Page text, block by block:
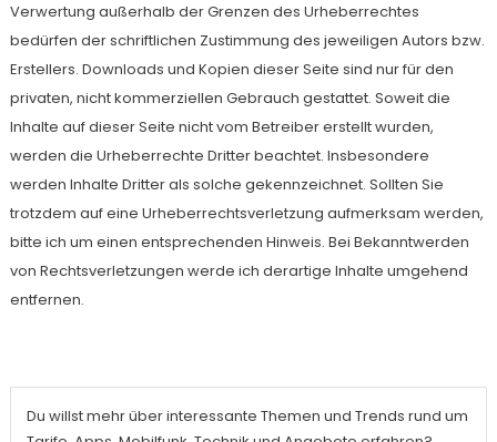
Verwertung außerhalb der Grenzen des Urheberrechtes
bedürfen der schriftlichen Zustimmung des jeweiligen Autors bzw.
Erstellers. Downloads und Kopien dieser Seite sind nur für den
privaten, nicht kommerziellen Gebrauch gestattet. Soweit die
Inhalte auf dieser Seite nicht vom Betreiber erstellt wurden,
werden die Urheberrechte Dritter beachtet. Insbesondere
werden Inhalte Dritter als solche gekennzeichnet. Sollten Sie
trotzdem auf eine Urheberrechtsverletzung aufmerksam werden,
bitte ich um einen entsprechenden Hinweis. Bei Bekanntwerden
von Rechtsverletzungen werde ich derartige Inhalte umgehend
entfernen.
Du willst mehr über interessante Themen und Trends rund um